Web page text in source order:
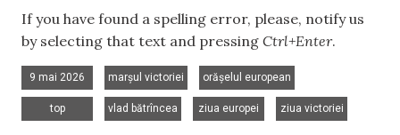
If you have found a spelling error, please, notify us
by selecting that text and pressing Ctrl+Enter.
9 mai 2026
marșul victoriei
orășelul european
top
vlad bătrîncea
ziua europei
ziua victoriei